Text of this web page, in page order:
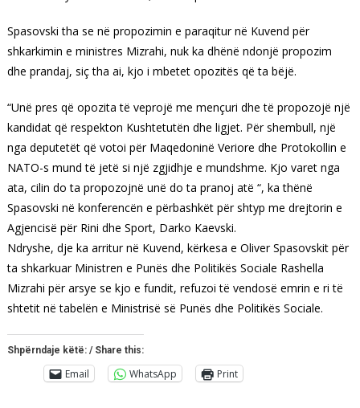
Spasovski tha se në propozimin e paraqitur në Kuvend për
shkarkimin e ministres Mizrahi, nuk ka dhënë ndonjë propozim
dhe prandaj, siç tha ai, kjo i mbetet opozitës që ta bëjë.
“Unë pres që opozita të veprojë me mençuri dhe të propozojë një
kandidat që respekton Kushtetutën dhe ligjet. Për shembull, një
nga deputetët që votoi për Maqedoninë Veriore dhe Protokollin e
NATO-s mund të jetë si një zgjidhje e mundshme. Kjo varet nga
ata, cilin do ta propozojnë unë do ta pranoj atë “, ka thënë
Spasovski në konferencën e përbashkët për shtyp me drejtorin e
Agjencisë për Rini dhe Sport, Darko Kaevski.
Ndryshe, dje ka arritur në Kuvend, kërkesa e Oliver Spasovskit për
ta shkarkuar Ministren e Punës dhe Politikës Sociale Rashella
Mizrahi për arsye se kjo e fundit, refuzoi të vendosë emrin e ri të
shtetit në tabelën e Ministrisë së Punës dhe Politikës Sociale.
Shpërndaje këtë: / Share this:
Email WhatsApp Print